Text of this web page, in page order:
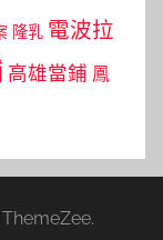
隆乳 電波拉
高雄當鋪 鳳